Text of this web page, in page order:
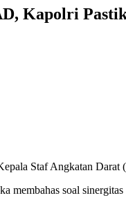
Kapolri
Staf Angkatan Darat
membahas soal